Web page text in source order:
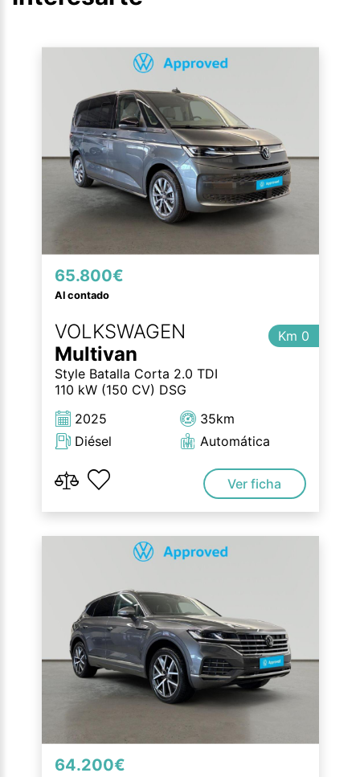
65.800€
Al contado
VOLKSWAGEN
Multivan
Style Batalla Corta 2.0 TDI
110 kW (150 CV) DSG
Km 0
2025
Diésel
35km
Automática
Ver ficha
64.200€